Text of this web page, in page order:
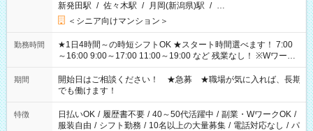
新発田駅 / 佐々木駅 / 月岡(新潟県)駅 / …
＜シニア向けマンション＞
勤務時間
★1日4時間～の時短シフトOK ★スタート時間選べます！ 7:00
～16:00 9:00～17:00 11:00～19:00 など 残業なし！ ※Wワーク
の場合、他のお仕事と合わせ週40時間超の就業はご案内できま
せん ※法令に基づき、週20時間以上勤務は社会保険への加入対
象となります ※労働者派遣法（日雇い派遣の原則禁止）によ
り、短時間・短期間の就業はご案内が難しい場合があります
期間
開始日はご相談ください！ ★急募 ★職場が気に入れば、長期
でも働けます！
特徴 日払いOK / 履歴書不要 / 40～50代活躍中 / 副業・WワークOK /
服装自由 / シフト勤務 / 10名以上の大量募集 / 電話対応なし / パ